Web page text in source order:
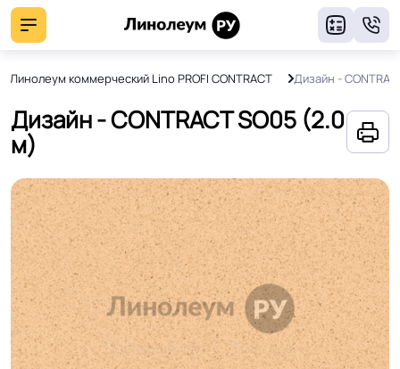
Линолеум коммерческий Lino PROFI CONTRACT Дизайн -
Дизайн - CONTRACT SO05 (2.0
м)